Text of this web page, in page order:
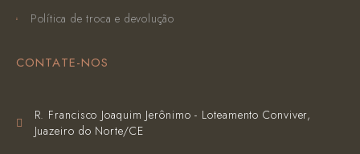
Política de troca e devolução
CONTATE-NOS
R. Francisco Joaquim Jerônimo - Loteamento Conviver,
Juazeiro do Norte/CE